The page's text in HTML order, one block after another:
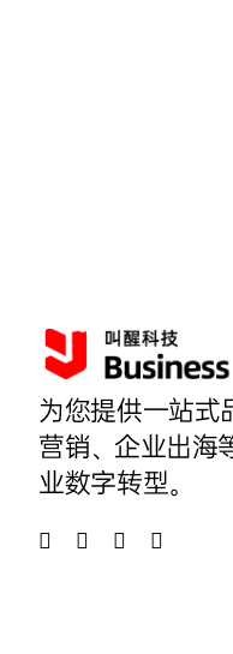
为您提供一站式
营销、企业出海
业数字转型。